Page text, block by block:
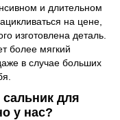
и длительном
на цене,
изготовлена деталь.
более мягкий
в случае больших
для
у нас?